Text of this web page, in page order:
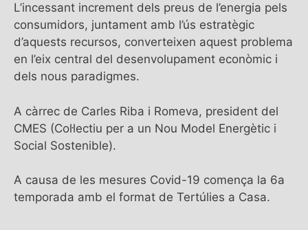
L’incessant increment dels preus de l’energia pels
consumidors, juntament amb l’ús estratègic
d’aquests recursos, converteixen aquest problema
en l’eix central del desenvolupament econòmic i
dels nous paradigmes.
A càrrec de Carles Riba i Romeva, president del
CMES (Col·lectiu per a un Nou Model Energètic i
Social Sostenible).
A causa de les mesures Covid-19 comença la 6a
temporada amb el format de Tertúlies a Casa.